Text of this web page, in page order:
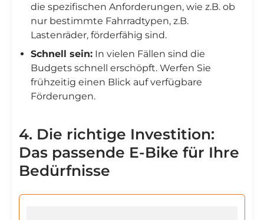
die spezifischen Anforderungen, wie z.B. ob
nur bestimmte Fahrradtypen, z.B.
Lastenräder, förderfähig sind.
Schnell sein: In vielen Fällen sind die
Budgets schnell erschöpft. Werfen Sie
frühzeitig einen Blick auf verfügbare
Förderungen.
4. Die richtige Investition:
Das passende E-Bike für Ihre
Bedürfnisse